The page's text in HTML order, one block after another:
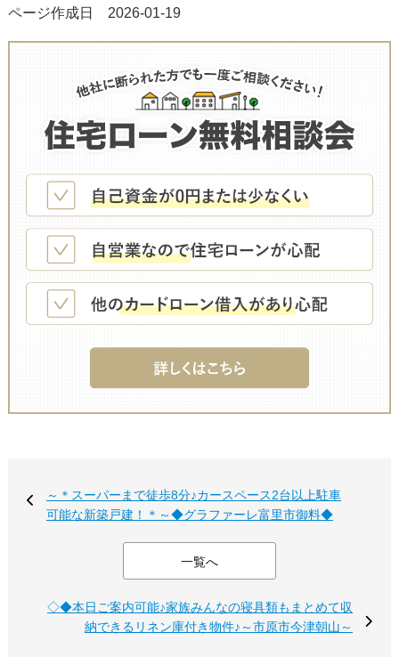
ページ作成日 2026-01-19
～＊スーパーまで徒歩8分♪カースペース2台以上駐車
可能な新築戸建！＊～◆グラファーレ富里市御料◆
一覧へ
◇◆本日ご案内可能♪家族みんなの寝具類もまとめて収
納できるリネン庫付き物件♪～市原市今津朝山～